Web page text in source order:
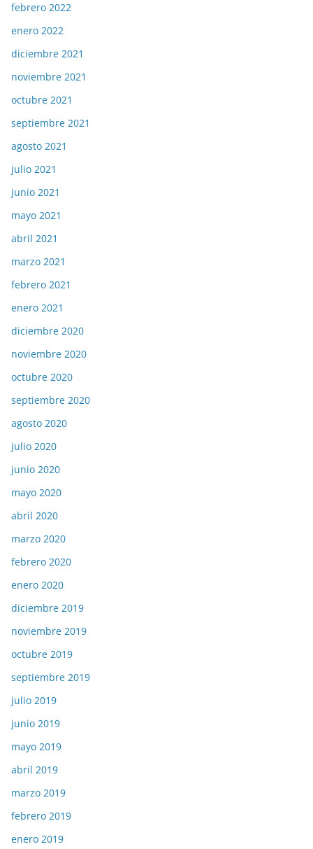
febrero 2022
enero 2022
diciembre 2021
noviembre 2021
octubre 2021
septiembre 2021
agosto 2021
julio 2021
junio 2021
mayo 2021
abril 2021
marzo 2021
febrero 2021
enero 2021
diciembre 2020
noviembre 2020
octubre 2020
septiembre 2020
agosto 2020
julio 2020
junio 2020
mayo 2020
abril 2020
marzo 2020
febrero 2020
enero 2020
diciembre 2019
noviembre 2019
octubre 2019
septiembre 2019
julio 2019
junio 2019
mayo 2019
abril 2019
marzo 2019
febrero 2019
enero 2019